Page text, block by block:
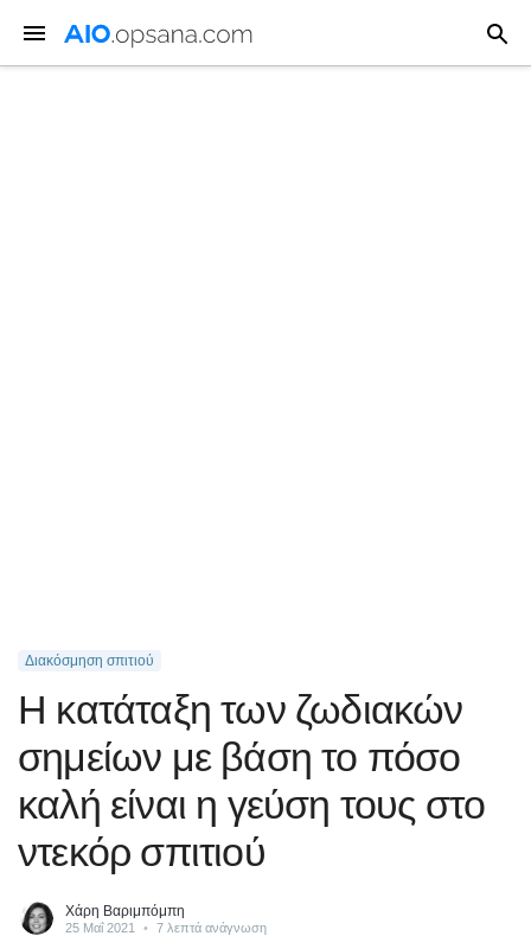
Διακόσμηση σπιτιού
Η κατάταξη των ζωδιακών
σημείων με βάση το πόσο
καλή είναι η γεύση τους στο
ντεκόρ σπιτιού
Χάρη Βαριμπόμπη
25 Μαΐ 2021 • 7 λεπτά ανάγνωση